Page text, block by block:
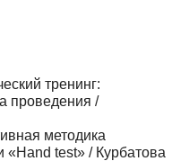
тренинг:
проведения /
методика
«Hand test» / Курбатова